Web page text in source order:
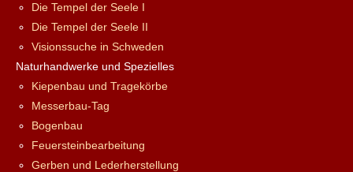
Die Tempel der Seele I
Die Tempel der Seele II
Visionssuche in Schweden
Naturhandwerke und Spezielles
Kiepenbau und Tragekörbe
Messerbau-Tag
Bogenbau
Feuersteinbearbeitung
Gerben und Lederherstellung